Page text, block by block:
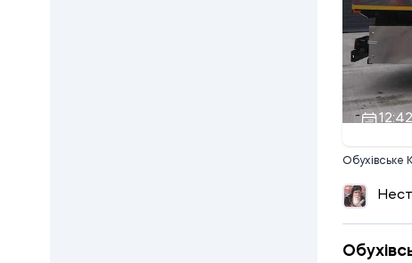
Обухівське